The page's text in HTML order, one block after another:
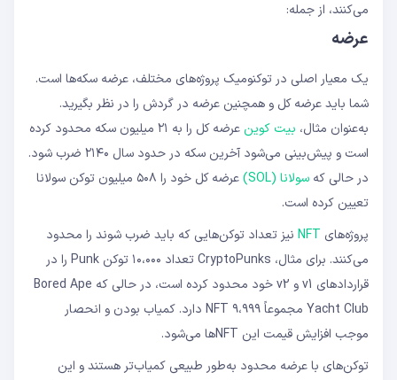
می‌کنند، از جمله:
عرضه
یک معیار اصلی در توکنومیک پروژه‌های مختلف، عرضه سکه‌ها است.
شما باید عرضه کل و همچنین عرضه در گردش را در نظر بگیرید.
به‌عنوان مثال، بیت کوین
عرضه کل را به ۲۱ میلیون سکه محدود کرده
است و پیش‌بینی می‌شود آخرین سکه در حدود سال ۲۱۴۰ ضرب شود.
در حالی که سولانا (SOL)
عرضه کل خود را ۵۰۸ میلیون توکن سولانا
تعیین کرده است.
پروژه‌های NFT نیز تعداد توکن‌هایی که باید ضرب شوند را محدود
می‌کنند. برای مثال، CryptoPunks تعداد ۱۰،۰۰۰ توکن Punk را در
قراردادهای v1 و v2 خود محدود کرده است، در حالی که Bored Ape
Yacht Club مجموعاً ۹،۹۹۹ NFT دارد. کمیاب بودن و انحصار
موجب افزایش قیمت این NFTها می‌شود.
توکن‌های با عرضه محدود به‌طور طبیعی کمیاب‌تر هستند و این